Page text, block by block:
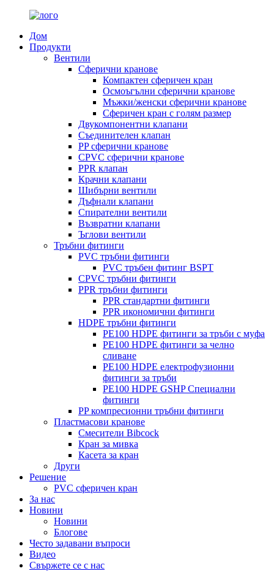
Дом
Продукти
Вентили
Сферични кранове
Компактен сферичен кран
Осмоъгълни сферични кранове
Мъжки/женски сферични кранове
Сферичен кран с голям размер
Двукомпонентни клапани
Съединителен клапан
PP сферични кранове
CPVC сферични кранове
PPR клапан
Крачни клапани
Шибърни вентили
Дъфнали клапани
Спирателни вентили
Възвратни клапани
Ъглови вентили
Тръбни фитинги
PVC тръбни фитинги
PVC тръбен фитинг BSPT
CPVC тръбни фитинги
PPR тръбни фитинги
PPR стандартни фитинги
PPR икономични фитинги
HDPE тръбни фитинги
PE100 HDPE фитинги за тръби с муфа
PE100 HDPE фитинги за челно
сливане
PE100 HDPE електрофузионни
фитинги за тръби
PE100 HDPE GSHP Специални
фитинги
PP компресионни тръбни фитинги
Пластмасови кранове
Смесители Bibcock
Кран за мивка
Касета за кран
Други
Решение
PVC сферичен кран
За нас
Новини
Новини
Блогове
Често задавани въпроси
Видео
Свържете се с нас